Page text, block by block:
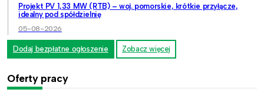
Projekt PV 1,33 MW (RTB) – woj. pomorskie, krótkie przyłącze,
idealny pod spółdzielnię
05-08-2026
Dodaj bezpłatne ogłoszenie Zobacz więcej
Oferty pracy